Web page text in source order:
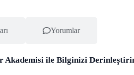
Yorumlar
ile Bilginizi